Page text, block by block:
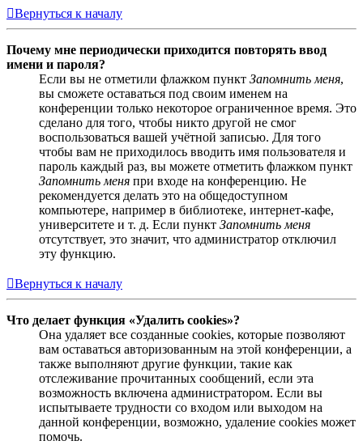
Вернуться к началу
Почему мне периодически приходится повторять ввод
имени и пароля?
Если вы не отметили флажком пункт Запомнить меня,
вы сможете оставаться под своим именем на
конференции только некоторое ограниченное время. Это
сделано для того, чтобы никто другой не смог
воспользоваться вашей учётной записью. Для того
чтобы вам не приходилось вводить имя пользователя и
пароль каждый раз, вы можете отметить флажком пункт
Запомнить меня при входе на конференцию. Не
рекомендуется делать это на общедоступном
компьютере, например в библиотеке, интернет-кафе,
университете и т. д. Если пункт Запомнить меня
отсутствует, это значит, что администратор отключил
эту функцию.
Вернуться к началу
Что делает функция «Удалить cookies»?
Она удаляет все созданные cookies, которые позволяют
вам оставаться авторизованным на этой конференции, а
также выполняют другие функции, такие как
отслеживание прочитанных сообщений, если эта
возможность включена администратором. Если вы
испытываете трудности со входом или выходом на
данной конференции, возможно, удаление cookies может
помочь.